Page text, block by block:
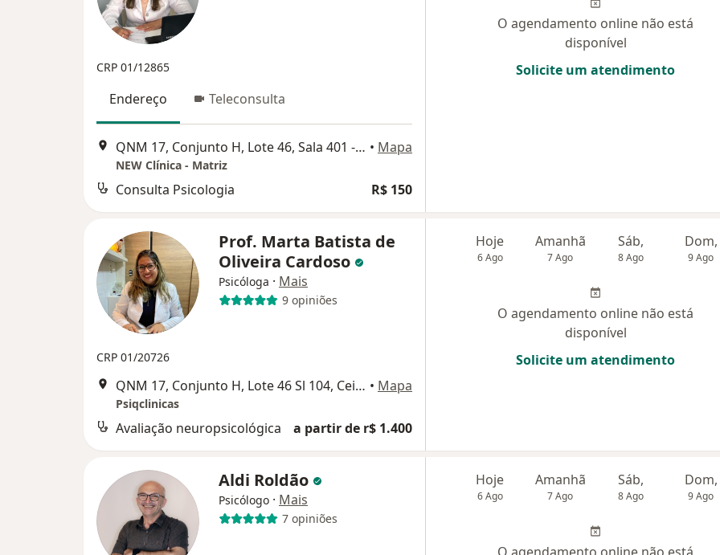
CRP 01/12865
Endereço Teleconsulta
QNM 17, Conjunto H, Lote 46, Sala 401 - Ceilândia, Brasília • Mapa
NEW Clínica - Matriz
Consulta Psicologia R$ 150
O agendamento online não está
disponível
Solicite um atendimento
Prof. Marta Batista de
Oliveira Cardoso
Psicóloga · Mais
9 opiniões
CRP 01/20726
QNM 17, Conjunto H, Lote 46 Sl 104, Ceilândia • Mapa
Psiqclinicas
Avaliação neuropsicológica a partir de r$ 1.400
Hoje
6 Ago
Amanhã
7 Ago
Sáb,
8 Ago
Dom,
9 Ago
O agendamento online não está
disponível
Solicite um atendimento
Aldi Roldão
Psicólogo · Mais
7 opiniões
Hoje
6 Ago
Amanhã
7 Ago
Sáb,
8 Ago
Dom,
9 Ago
O agendamento online não está